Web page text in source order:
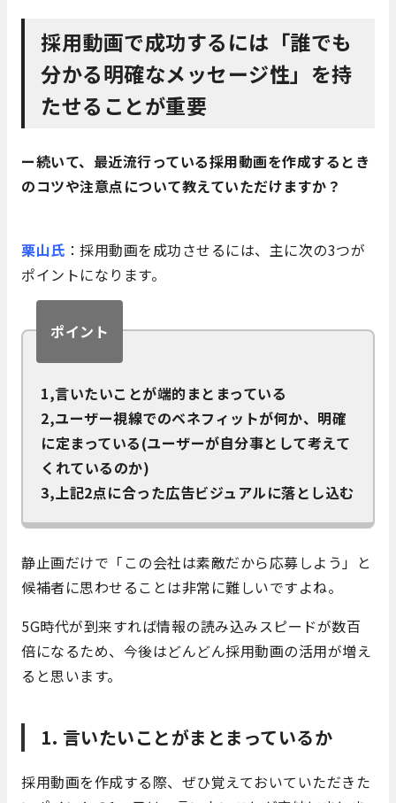
採用動画で成功するには「誰でも
分かる明確なメッセージ性」を持
たせることが重要
ー続いて、最近流行っている採用動画を作成するとき
のコツや注意点について教えていただけますか？
栗山氏 ：採用動画を成功させるには、主に次の3つが
ポイントになります。
ポイント
1,言いたいことが端的まとまっている
2,ユーザー視線でのベネフィットが何か、明確
に定まっている(ユーザーが自分事として考えて
くれているのか)
3,上記2点に合った広告ビジュアルに落とし込む
静止画だけで「この会社は素敵だから応募しよう」と
候補者に思わせることは非常に難しいですよね。
5G時代が到来すれば情報の読み込みスピードが数百
倍になるため、今後はどんどん採用動画の活用が増え
ると思います。
1. 言いたいことがまとまっているか
採用動画を作成する際、ぜひ覚えておいていただきた